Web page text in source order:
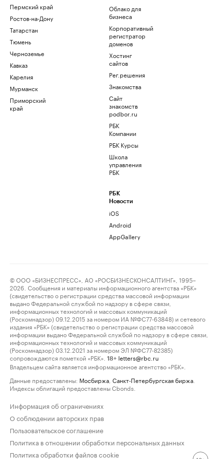
Пермский край
Ростов-на-Дону
Татарстан
Тюмень
Черноземье
Кавказ
Карелия
Мурманск
Приморский
край
Облако для
бизнеса
Корпоративный
регистратор
доменов
Хостинг
сайтов
Рег.решения
Знакомства
Сайт
знакомств
podbor.ru
РБК
Компании
РБК Курсы
Школа
управления
РБК
РБК
Новости
iOS
Android
AppGallery
© ООО «БИЗНЕСПРЕСС», АО «РОСБИЗНЕСКОНСАЛТИНГ», 1995–
2026. Сообщения и материалы информационного агентства «РБК»
(свидетельство о регистрации средства массовой информации
выдано Федеральной службой по надзору в сфере связи,
информационных технологий и массовых коммуникаций
(Роскомнадзор) 09.12.2015 за номером ИА №ФС77-63848) и сетевого
издания «РБК» (свидетельство о регистрации средства массовой
информации выдано Федеральной службой по надзору в сфере связи,
информационных технологий и массовых коммуникаций
(Роскомнадзор) 03.12.2021 за номером ЭЛ №ФС77-82385)
сопровождаются пометкой «РБК».
18+ letters@rbc.ru
Владельцем сайта является информационное агентство «РБК».
Данные предоставлены: Мосбиржа Санкт-Петербургская биржа
Индексы облигаций предоставлены Cbonds.
Информация об ограничениях
О соблюдении авторских прав
Пользовательское соглашение
Политика в отношении обработки персональных данных
Политика обработки файлов cookie